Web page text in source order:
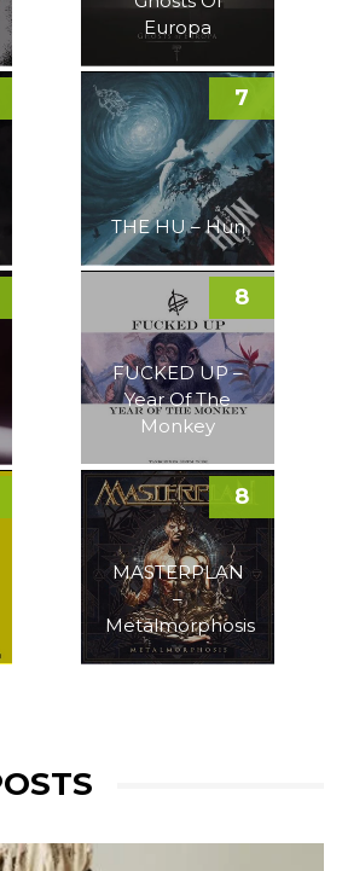
Europa
THE HU – Hun
7
FUCKED UP –
Year Of The
Monkey
8
MASTERPLAN
–
Metalmorphosis
8